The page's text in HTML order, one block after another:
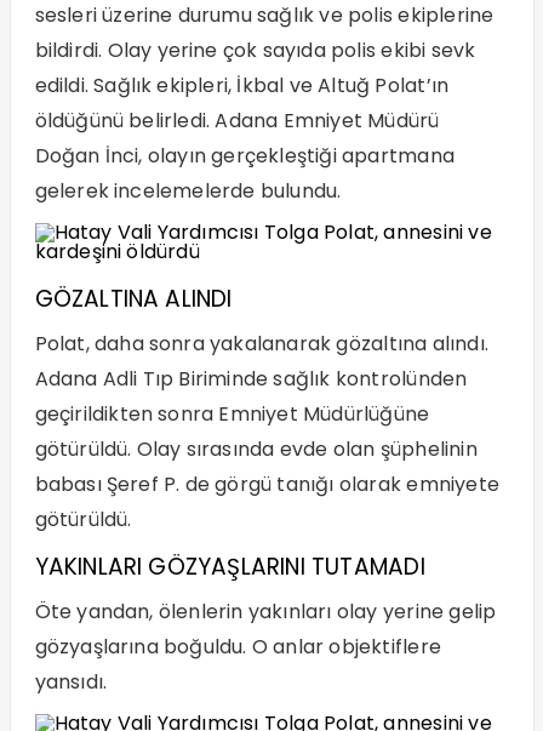
sesleri üzerine durumu sağlık ve polis ekiplerine
bildirdi. Olay yerine çok sayıda polis ekibi sevk
edildi. Sağlık ekipleri, İkbal ve Altuğ Polat’ın
öldüğünü belirledi. Adana Emniyet Müdürü
Doğan İnci, olayın gerçekleştiği apartmana
gelerek incelemelerde bulundu.
GÖZALTINA ALINDI
Polat, daha sonra yakalanarak gözaltına alındı.
Adana Adli Tıp Biriminde sağlık kontrolünden
geçirildikten sonra Emniyet Müdürlüğüne
götürüldü. Olay sırasında evde olan şüphelinin
babası Şeref P. de görgü tanığı olarak emniyete
götürüldü.
YAKINLARI GÖZYAŞLARINI TUTAMADI
Öte yandan, ölenlerin yakınları olay yerine gelip
gözyaşlarına boğuldu. O anlar objektiflere
yansıdı.